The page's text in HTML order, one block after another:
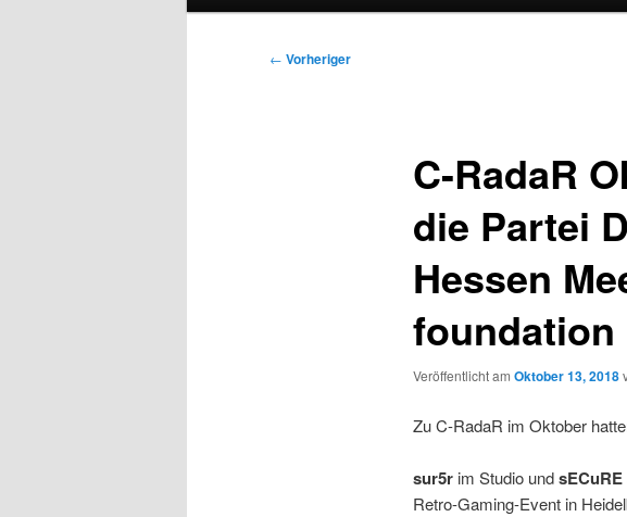
Beitragsnavigation
← Vorheriger
C-RadaR
die Partei
Hessen
foundation
Veröffentlicht am Oktober 13, 2018
Zu C-RadaR im Oktober
sur5rim Studio undsECuRE
Retro-Gaming-Event in